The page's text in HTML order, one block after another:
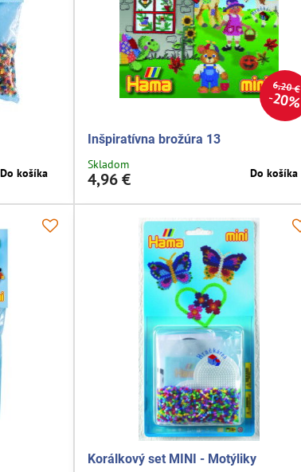
Do košíka
6,20 €
20%
Inšpiratívna brožúra 13
Skladom
4,96 € Do košíka
Korálkový set MINI - Motýliky